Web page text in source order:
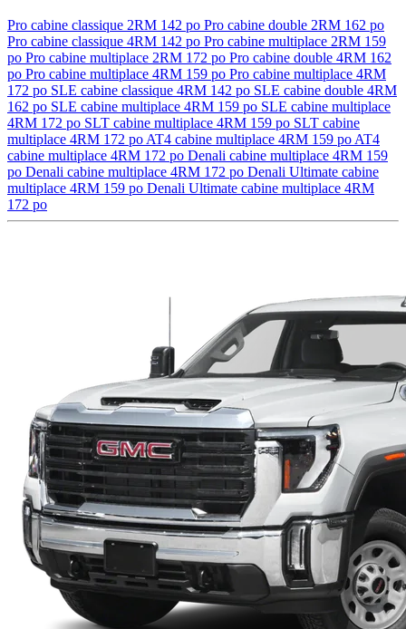
Pro cabine classique 2RM 142 po Pro cabine double 2RM 162 po
Pro cabine classique 4RM 142 po Pro cabine multiplace 2RM 159
po Pro cabine multiplace 2RM 172 po Pro cabine double 4RM 162
po Pro cabine multiplace 4RM 159 po Pro cabine multiplace 4RM
172 po SLE cabine classique 4RM 142 po SLE cabine double 4RM
162 po SLE cabine multiplace 4RM 159 po SLE cabine multiplace
4RM 172 po SLT cabine multiplace 4RM 159 po SLT cabine
multiplace 4RM 172 po AT4 cabine multiplace 4RM 159 po AT4
cabine multiplace 4RM 172 po Denali cabine multiplace 4RM 159
po Denali cabine multiplace 4RM 172 po Denali Ultimate cabine
multiplace 4RM 159 po Denali Ultimate cabine multiplace 4RM
172 po